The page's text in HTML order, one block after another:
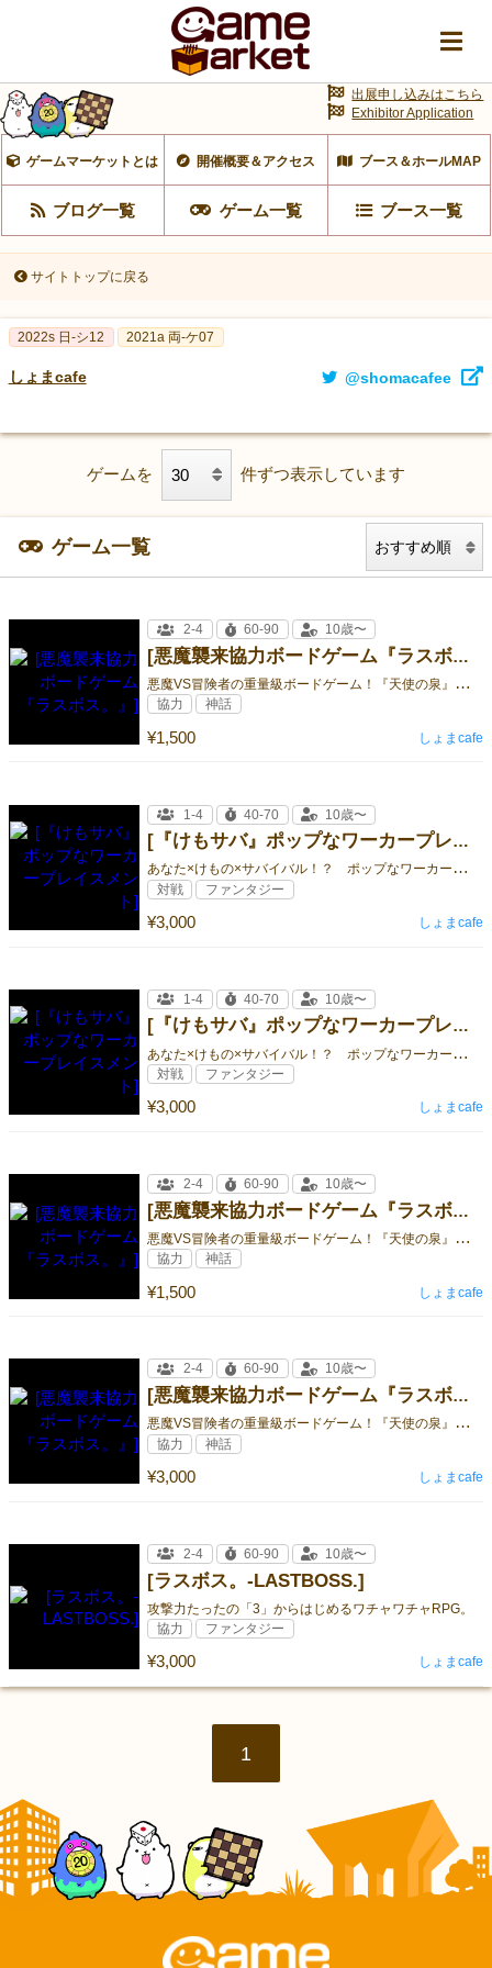
ゲームマーケットとは 開催概要＆アクセス ブース＆ホールMAP
ブログ一覧 ゲーム一覧 ブース一覧
出展申し込みはこちら
Exhibitor Application
サイトトップに戻る
2022s 日-シ12 2021a 両-ケ07
しょまcafe @shomacafee
ゲームを 件ずつ表示しています
ゲーム一覧
[悪魔襲来協力ボードゲーム『ラスボス。』]
悪
魔VS冒険者の重量級ボードゲーム！『天使の泉』を手にするのは善か悪か！？
¥1,500
2-4 60-90 10歳〜
協力 神話
しょまcafe
[『けもサバ』ポップなワーカープレイスメント]
あ
なた×けもの×サバイバル！？ ポップなワーカープレイスメント
¥3,000
1-4 40-70 10歳〜
対戦 ファンタジー
しょまcafe
[『けもサバ』ポップなワーカープレイスメント]
あ
なた×けもの×サバイバル！？ ポップなワーカープレイスメント
¥3,000
1-4 40-70 10歳〜
対戦 ファンタジー
しょまcafe
[悪魔襲来協力ボードゲーム『ラスボス。』]
悪
魔VS冒険者の重量級ボードゲーム！『天使の泉』を手にするのは善か悪か！？
¥1,500
2-4 60-90 10歳〜
協力 神話
しょまcafe
[悪魔襲来協力ボードゲーム『ラスボス。』]
悪
魔VS冒険者の重量級ボードゲーム！『天使の泉』を手にするのは善か悪か！？
¥3,000
2-4 60-90 10歳〜
協力 神話
しょまcafe
[ラスボス。-LASTBOSS.]
攻撃力たったの「3」からはじめるワチャワチャRPG。
¥3,000
2-4 60-90 10歳〜
協力 ファンタジー
しょまcafe
1